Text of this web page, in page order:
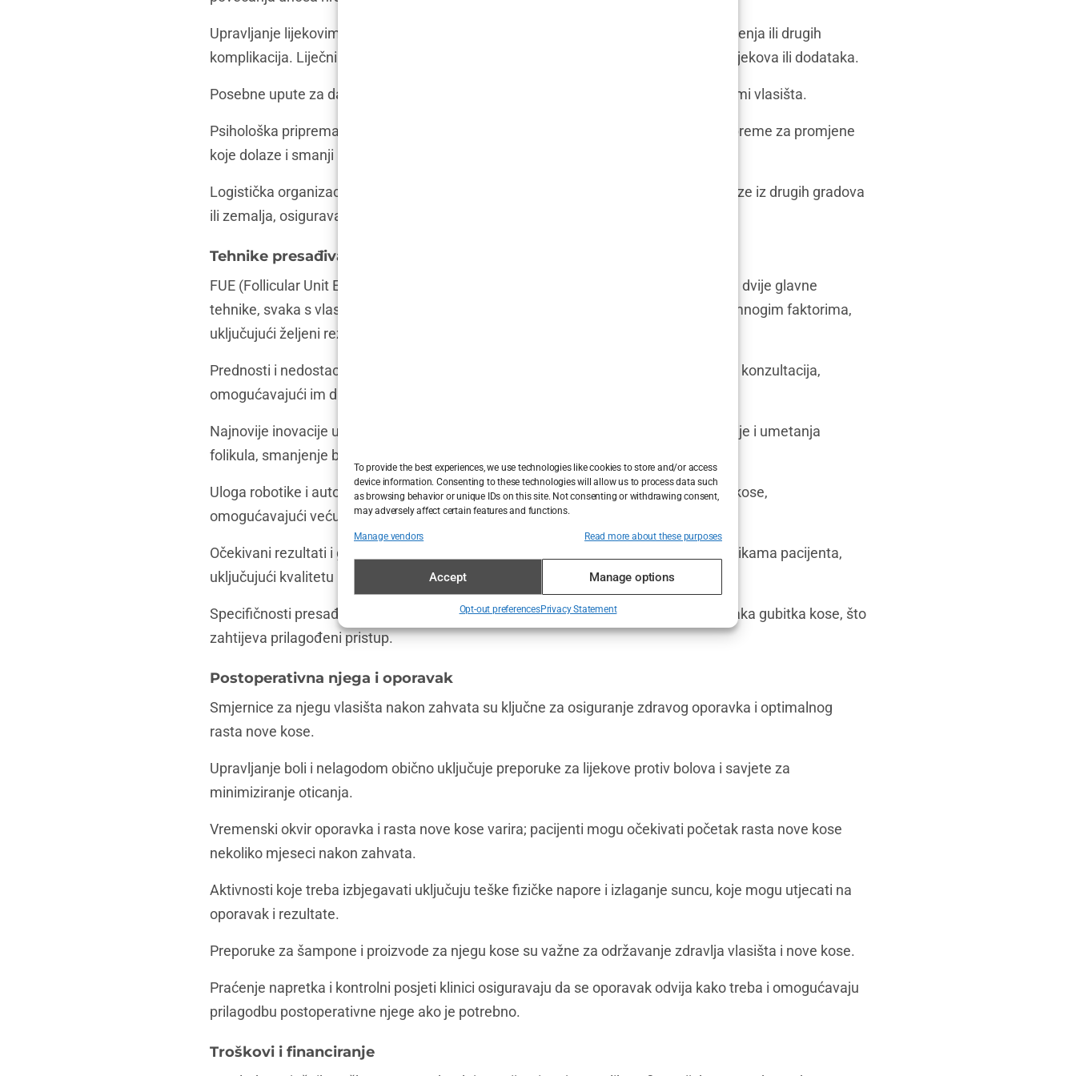
To provide the best experiences, we use technologies like cookies to store and/or access
device information. Consenting to these technologies will allow us to process data such
as browsing behavior or unique IDs on this site. Not consenting or withdrawing consent,
may adversely affect certain features and functions.
Manage vendors Read more about these purposes
Accept Manage options
Opt-out preferencesPrivacy Statement
Upravljanje lijekovima i dodacima prehrani ključno je za minimiziranje rizika od krvarenja ili drugih
komplikacija. Liječnik može preporučiti privremeno prestanak uzimanja određenih lijekova ili dodataka.
Posebne upute za dan prije zahvata obično uključuju preporuke o hrani, piću i pripremi vlasišta.
Psihološka priprema za presađivanje kose pomaže pacijentima da se mentalno pripreme za promjene
koje dolaze i smanji anksioznost.
Logistička organizacija (prijevoz, smještaj u Zagrebu) je važna za pacijente koji dolaze iz drugih gradova
ili zemalja, osiguravajući glatko iskustvo bez dodatnog stresa.
Tehnike presađivanja kose
FUE (Follicular Unit Extraction) vs. FUT (Follicular Unit Transplantation) predstavljaju dvije glavne
tehnike, svaka s vlastitim prednostima i nedostacima. Odabir prave tehnike ovisi o mnogim faktorima,
uključujući željeni rezultat, gustoću postojeće kose i preferencije pacijenta.
Prednosti i nedostaci svake tehnike trebaju biti jasno objašnjeni pacijentima tijekom konzultacija,
omogućavajući im da donesu informiranu odluku.
Najnovije inovacije u presađivanju kose uključuju poboljšanja u preciznosti ekstrakcije i umetanja
folikula, smanjenje boli i skraćivanje vremena oporavka.
Uloga robotike i automatizacije sve je važnija u modernim tehnikama presađivanja kose,
omogućavajući veću preciznost i konzistentne rezultate.
Očekivani rezultati i gustoća kose variraju ovisno o tehnici i individualnim karakteristikama pacijenta,
uključujući kvalitetu i gustoću donatorske kose.
Specifičnosti presađivanja kose za žene i muškarce razlikuju se zbog različitih uzoraka gubitka kose, što
zahtijeva prilagođeni pristup.
Postoperativna njega i oporavak
Smjernice za njegu vlasišta nakon zahvata su ključne za osiguranje zdravog oporavka i optimalnog
rasta nove kose.
Upravljanje boli i nelagodom obično uključuje preporuke za lijekove protiv bolova i savjete za
minimiziranje oticanja.
Vremenski okvir oporavka i rasta nove kose varira; pacijenti mogu očekivati početak rasta nove kose
nekoliko mjeseci nakon zahvata.
Aktivnosti koje treba izbjegavati uključuju teške fizičke napore i izlaganje suncu, koje mogu utjecati na
oporavak i rezultate.
Preporuke za šampone i proizvode za njegu kose su važne za održavanje zdravlja vlasišta i nove kose.
Praćenje napretka i kontrolni posjeti klinici osiguravaju da se oporavak odvija kako treba i omogućavaju
prilagodbu postoperativne njege ako je potrebno.
Troškovi i financiranje